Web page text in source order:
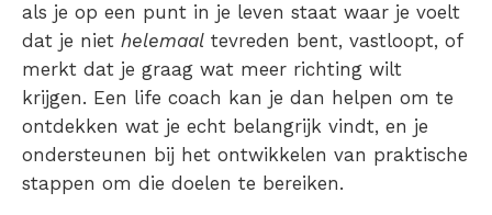
als je op een punt in je leven staat waar je voelt
dat je niet helemaal tevreden bent, vastloopt, of
merkt dat je graag wat meer richting wilt
krijgen. Een life coach kan je dan helpen om te
ontdekken wat je echt belangrijk vindt, en je
ondersteunen bij het ontwikkelen van praktische
stappen om die doelen te bereiken.